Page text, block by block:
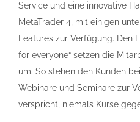
Service und eine innovative
MetaTrader 4, mit einigen
Features zur Verfügung. Den
for everyone“ setzen die
um. So stehen den Kunden
Webinare und Seminare zur
verspricht, niemals Kurse